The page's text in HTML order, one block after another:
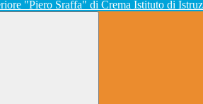
Istituto di